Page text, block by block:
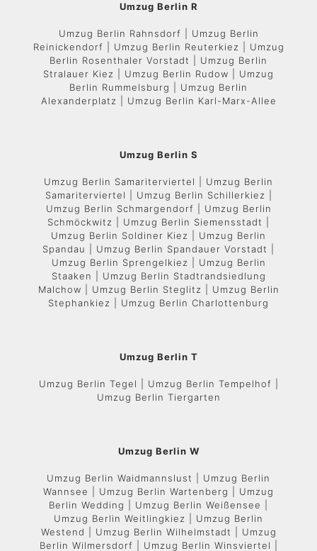
Umzug Berlin R
Umzug Berlin Rahnsdorf | Umzug Berlin
Reinickendorf | Umzug Berlin Reuterkiez | Umzug
Berlin Rosenthaler Vorstadt | Umzug Berlin
Stralauer Kiez | Umzug Berlin Rudow | Umzug
Berlin Rummelsburg | Umzug Berlin
Alexanderplatz | Umzug Berlin Karl-Marx-Allee
Umzug Berlin S
Umzug Berlin Samariterviertel | Umzug Berlin
Samariterviertel | Umzug Berlin Schillerkiez |
Umzug Berlin Schmargendorf | Umzug Berlin
Schmöckwitz | Umzug Berlin Siemensstadt |
Umzug Berlin Soldiner Kiez | Umzug Berlin
Spandau | Umzug Berlin Spandauer Vorstadt |
Umzug Berlin Sprengelkiez | Umzug Berlin
Staaken | Umzug Berlin Stadtrandsiedlung
Malchow | Umzug Berlin Steglitz | Umzug Berlin
Stephankiez | Umzug Berlin Charlottenburg
Umzug Berlin T
Umzug Berlin Tegel | Umzug Berlin Tempelhof |
Umzug Berlin Tiergarten
Umzug Berlin W
Umzug Berlin Waidmannslust | Umzug Berlin
Wannsee | Umzug Berlin Wartenberg | Umzug
Berlin Wedding | Umzug Berlin Weißensee |
Umzug Berlin Weitlingkiez | Umzug Berlin
Westend | Umzug Berlin Wilhelmstadt | Umzug
Berlin Wilmersdorf | Umzug Berlin Winsviertel |